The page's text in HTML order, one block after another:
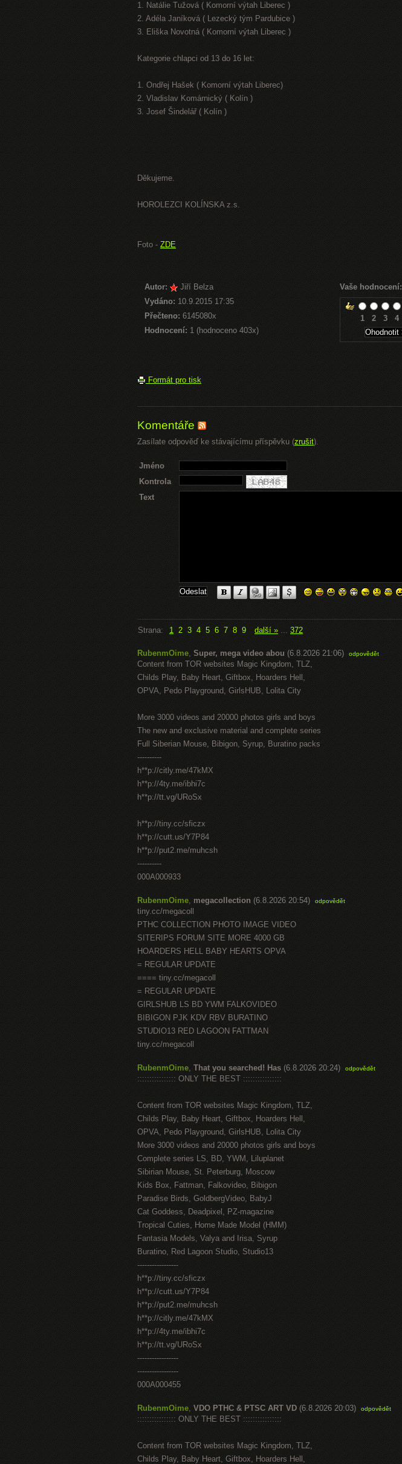
1. Natálie Tužová ( Komorní výtah Liberec )
2. Adéla Janíková ( Lezecký tým Pardubice )
3. Eliška Novotná ( Komorní výtah Liberec )
Kategorie chlapci od 13 do 16 let:
1. Ondřej Hašek ( Komorní výtah Liberec)
2. Vladislav Komárnický ( Kolín )
3. Josef Šindelář ( Kolín )
Děkujeme.
HOROLEZCI KOLÍNSKA z.s.
Foto - ZDE
Autor:
Jiří Belza
Vydáno: 10.9.2015 17:35
Přečteno: 6145080x
Hodnocení: 1 (hodnoceno 403x)
Vaše hodnocení:
1 2 3 4
Formát pro tisk
Komentáře
Zasílate odpověď ke stávajícímu příspěvku (zrušit).
Jméno
Kontrola
Text
Strana: 1 2 3 4 5 6 7 8 9 další » ... 372
RubenmOime, Super, mega video abou (6.8.2026 21:06) odpovědět
Content from TOR websites Magic Kingdom, TLZ,
Childs Play, Baby Heart, Giftbox, Hoarders Hell,
OPVA, Pedo Playground, GirlsHUB, Lolita City
More 3000 videos and 20000 photos girls and boys
The new and exclusive material and complete series
Full Siberian Mouse, Bibigon, Syrup, Buratino packs
----------
h**p://citly.me/47kMX
h**p://4ty.me/ibhi7c
h**p://tt.vg/URoSx
h**p://tiny.cc/sficzx
h**p://cutt.us/Y7P84
h**p://put2.me/muhcsh
----------
000A000933
RubenmOime, megacollection (6.8.2026 20:54) odpovědět
tiny.cc/megacoll
PTHC COLLECTION PHOTO IMAGE VIDEO
SITERIPS FORUM SITE MORE 4000 GB
HOARDERS HELL BABY HEARTS OPVA
= REGULAR UPDATE
==== tiny.cc/megacoll
= REGULAR UPDATE
GIRLSHUB LS BD YWM FALKOVIDEO
BIBIGON PJK KDV RBV BURATINO
STUDIO13 RED LAGOON FATTMAN
tiny.cc/megacoll
RubenmOime, That you searched! Has (6.8.2026 20:24) odpovědět
:::::::::::::::: ONLY THE BEST ::::::::::::::::
Content from TOR websites Magic Kingdom, TLZ,
Childs Play, Baby Heart, Giftbox, Hoarders Hell,
OPVA, Pedo Playground, GirlsHUB, Lolita City
More 3000 videos and 20000 photos girls and boys
Complete series LS, BD, YWM, Liluplanet
Sibirian Mouse, St. Peterburg, Moscow
Kids Box, Fattman, Falkovideo, Bibigon
Paradise Birds, GoldbergVideo, BabyJ
Cat Goddess, Deadpixel, PZ-magazine
Tropical Cuties, Home Made Model (HMM)
Fantasia Models, Valya and Irisa, Syrup
Buratino, Red Lagoon Studio, Studio13
-----------------
h**p://tiny.cc/sficzx
h**p://cutt.us/Y7P84
h**p://put2.me/muhcsh
h**p://citly.me/47kMX
h**p://4ty.me/ibhi7c
h**p://tt.vg/URoSx
-----------------
-----------------
000A000455
RubenmOime, VDO PTHC & PTSC ART VD (6.8.2026 20:03) odpovědět
:::::::::::::::: ONLY THE BEST ::::::::::::::::
Content from TOR websites Magic Kingdom, TLZ,
Childs Play, Baby Heart, Giftbox, Hoarders Hell,